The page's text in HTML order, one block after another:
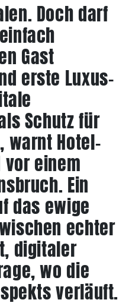
Doch darf
Gast
erste Luxus-
Schutz für
warnt Hotel-
vor einem
Ein
das ewige
echter
digitaler
wo die
verläuft.